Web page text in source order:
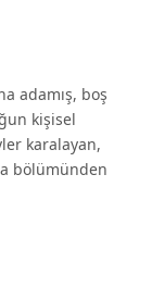
adamış, boş
kişisel
karalayan,
bölümünden